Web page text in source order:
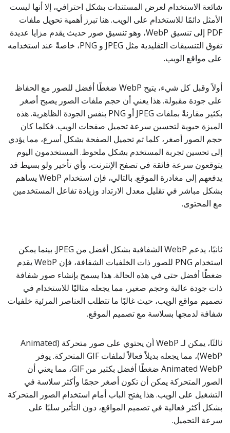
شائعة الاستخدام لعرض المستندات بشكل احترافي، إلا أنها ليست
الأمثل دائمًا للاستخدام على الويب. هنا تبرز أهمية تحويل ملفات
PDF إلى تنسيق WebP، وهو تنسيق صور حديث يقدم مزايا عديدة
تفوق التنسيقات التقليدية مثل JPEG و PNG، خاصةً عند استخدامه
على مواقع الويب.
أولاً وقبل كل شيء، يتيح WebP ضغطًا أفضل للصور مع الحفاظ
على جودة مقبولة. هذا يعني أن حجم ملفات الصور يصبح أصغر
بكثير مقارنةً بملفات JPEG أو PNG بنفس الجودة الظاهرية. هذه
الميزة حيوية لتحسين سرعة تحميل صفحات الويب. فكلما كان
حجم الصور أصغر، كلما تم تحميل الصفحة بشكل أسرع، مما يؤدي
إلى تحسين تجربة المستخدم بشكل ملحوظ. المستخدمون اليوم
يتوقعون سرعة فائقة في تصفح الإنترنت، وأي تأخير ولو بسيط قد
يدفعهم إلى مغادرة الموقع. بالتالي، فإن استخدام WebP يساهم
بشكل مباشر في تقليل معدل الارتداد وزيادة تفاعل المستخدمين
مع المحتوى.
ثانيًا، يدعم WebP الشفافية بشكل أفضل من JPEG. بينما يمكن
استخدام PNG للصور ذات الخلفيات الشفافة، فإن WebP يقدم
ضغطًا أفضل حتى في هذه الحالة. هذا يسمح بإنشاء صور شفافة
ذات جودة عالية وحجم صغير، مما يجعله مثاليًا للاستخدام في
تصميم مواقع الويب، حيث غالبًا ما تتطلب العناصر المرئية خلفيات
شفافة لدمجها بسلاسة مع تصميم الموقع.
ثالثًا، يمكن لـ WebP أن يحتوي على صور متحركة (Animated
WebP)، مما يجعله بديلاً فعالاً لملفات GIF المتحركة. يوفر
Animated WebP ضغطًا أفضل بكثير من GIF، مما يعني أن
الصور المتحركة يمكن أن تكون أصغر حجمًا وأكثر سلاسة في
التشغيل على الويب. هذا يفتح الباب أمام استخدام الصور المتحركة
بشكل أكثر فعالية في تصميم المواقع، دون التأثير سلبًا على
سرعة التحميل.